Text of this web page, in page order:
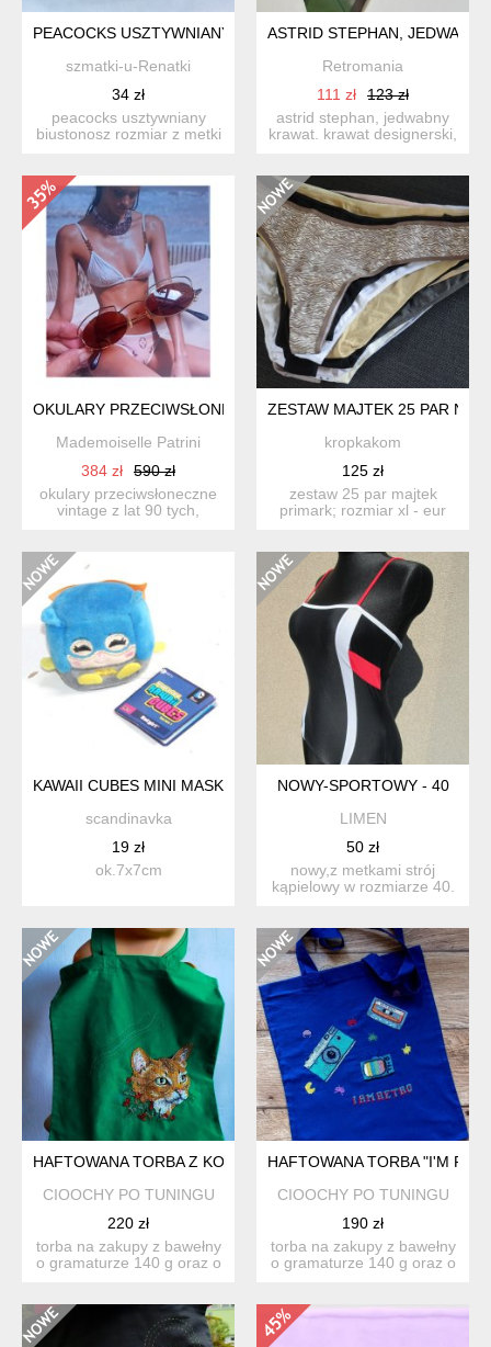
PEACOCKS USZTYWNIANY BIUSTONOSZ BEZ FISZBIN UK 40E
szmatki-u-Renatki
34 zł
peacocks usztywniany
biustonosz rozmiar z metki
ASTRID STEPHAN,
Retromania
111 zł
123 zł
astrid stephan, jedwabny
krawat. krawat designerski,
OKULARY PRZECIWSŁONECZNE VINTAGE NEOSTYLE
Mademoiselle Patrini
384 zł
590 zł
okulary przeciwsłoneczne
vintage z lat 90 tych,
ZESTAW MAJTEK 25 PAR
kropkakom
125 zł
zestaw 25 par majtek
primark; rozmiar xl - eur
KAWAII CUBES MINI MASKOTKA KOLEKCJONERSKA
scandinavka
19 zł
ok.7x7cm
NOWY-SPORTOWY - 40
LIMEN
50 zł
nowy,z metkami strój
kąpielowy w rozmiarze 40.
HAFTOWANA TORBA Z KOTEM
CIOOCHY PO TUNINGU
220 zł
torba na zakupy z bawełny
o gramaturze 140 g oraz o
HAFTOWANA TORBA "I'M
CIOOCHY PO TUNINGU
190 zł
torba na zakupy z bawełny
o gramaturze 140 g oraz o